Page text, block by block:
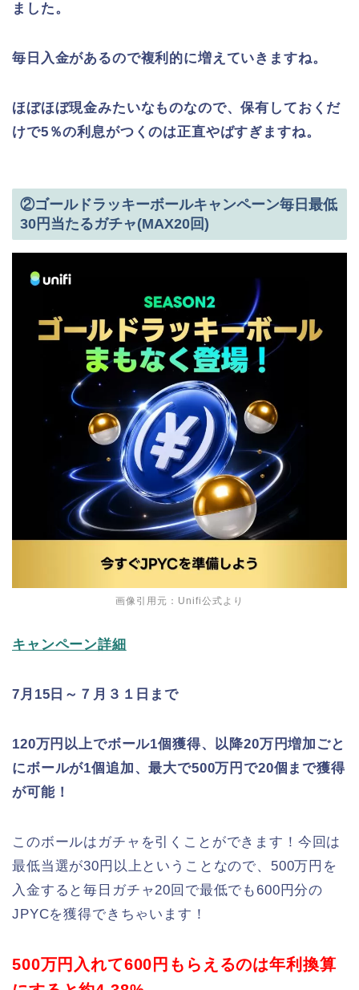
ました。
毎日入金があるので複利的に増えていきますね。
ほぼほぼ現金みたいなものなので、保有しておくだ
けで5％の利息がつくのは正直やばすぎますね。
②ゴールドラッキーボールキャンペーン毎日最低
30円当たるガチャ(MAX20回)
画像引用元：Unifi公式より
キャンペーン詳細
7月15日～７月３１日まで
120万円以上でボール1個獲得、以降20万円増加ごと
にボールが1個追加、最大で500万円で20個まで獲得
が可能！
このボールはガチャを引くことができます！今回は
最低当選が30円以上ということなので、500万円を
入金すると毎日ガチャ20回で最低でも600円分の
JPYCを獲得できちゃいます！
500万円入れて600円もらえるのは年利換算